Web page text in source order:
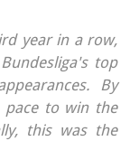
year in a row,
top
By
pace to win the
this was the